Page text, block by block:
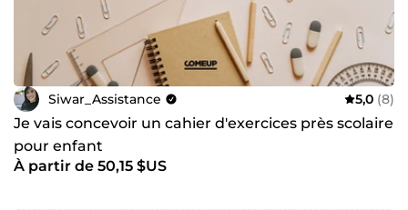
Siwar_Assistance 5,0 (8)
Je vais concevoir un cahier d'exercices près scolaire
pour enfant
À partir de 50,15 $US